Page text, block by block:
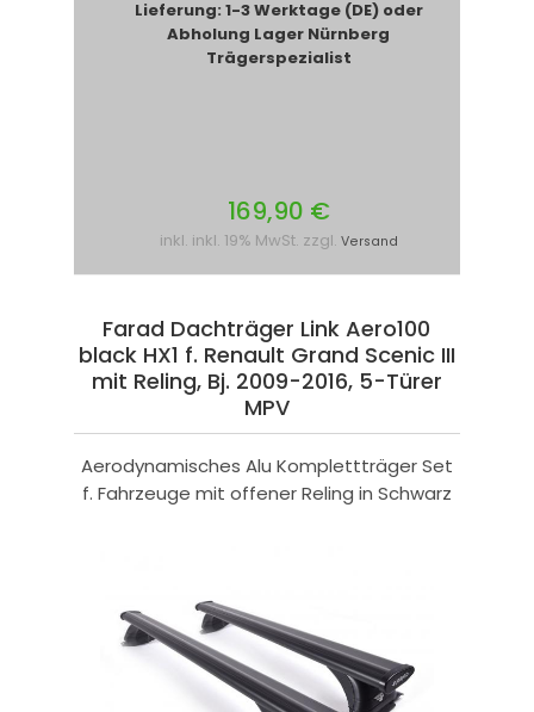
Lieferung: 1-3 Werktage (DE) oder
Abholung Lager Nürnberg
Trägerspezialist
169,90 €
inkl. inkl. 19% MwSt. zzgl. Versand
Farad Dachträger Link Aero100
black HX1 f. Renault Grand Scenic III
mit Reling, Bj. 2009-2016, 5-Türer
MPV
Aerodynamisches Alu Komplettträger Set
f. Fahrzeuge mit offener Reling in Schwarz